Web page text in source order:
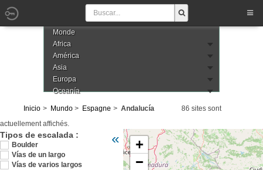
Monde
Africa
América
Asia
Europa
Oceanía
Inicio Mundo Espagne Andalucía
86 sites sont
actuellement affichés.
Tipos de escalada :
Boulder
Vías de un largo
Vías de varios largos
« Veuillez patienter pendant le chargement
+
−